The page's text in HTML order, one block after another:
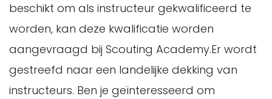
beschikt om als instructeur gekwalificeerd te
worden, kan deze kwalificatie worden
aangevraagd bij Scouting Academy.Er wordt
gestreefd naar een landelijke dekking van
instructeurs. Ben je geïnteresseerd om